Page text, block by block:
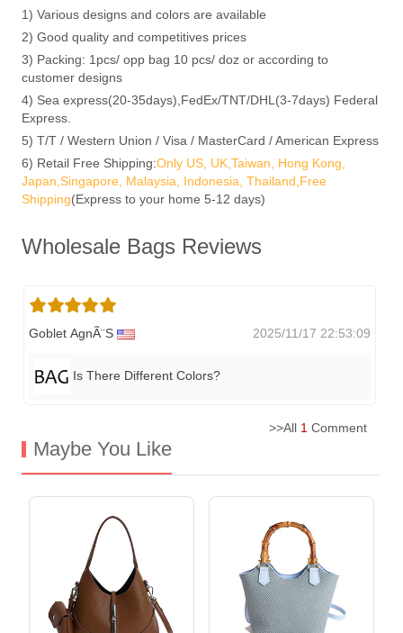
1) Various designs and colors are available
2) Good quality and competitives prices
3) Packing: 1pcs/ opp bag 10 pcs/ doz or according to
customer designs
4) Sea express(20-35days),FedEx/TNT/DHL(3-7days) Federal
Express.
5) T/T / Western Union / Visa / MasterCard / American Express
6) Retail Free Shipping:Only US, UK,Taiwan, Hong Kong,
Japan,Singapore, Malaysia, Indonesia, Thailand,Free
Shipping(Express to your home 5-12 days)
Wholesale Bags Reviews
Goblet AgnÃ¨s 2025/11/17 22:53:09
Is There Different Colors?
>>All 1 Comment
Maybe You Like